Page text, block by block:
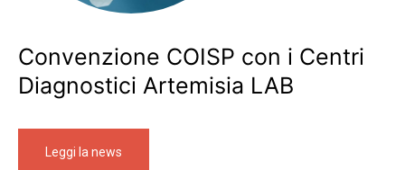
Convenzione COISP con i Centri
Diagnostici Artemisia LAB
Leggi la news